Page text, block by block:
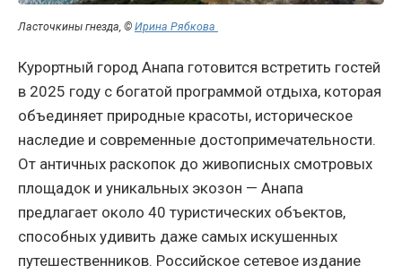
Ласточкины гнезда, © Ирина Рябкова
Курортный город Анапа готовится встретить гостей
в 2025 году с богатой программой отдыха, которая
объединяет природные красоты, историческое
наследие и современные достопримечательности.
От античных раскопок до живописных смотровых
площадок и уникальных экозон — Анапа
предлагает около 40 туристических объектов,
способных удивить даже самых искушенных
путешественников. Российское сетевое издание